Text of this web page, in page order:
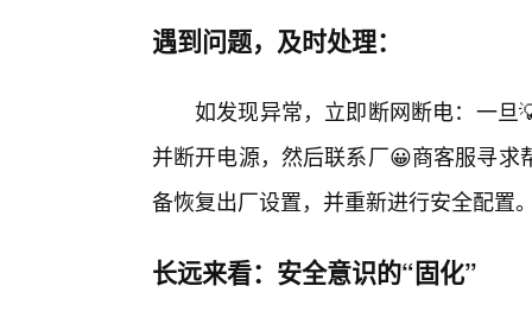
遇到问题，及时处理：
如发现异常，立即断网断电：一旦
并断开电源，然后联系厂😀商客服寻
备恢复出厂设置，并重新进行安全配置
长远来看：安全意识的“固化”